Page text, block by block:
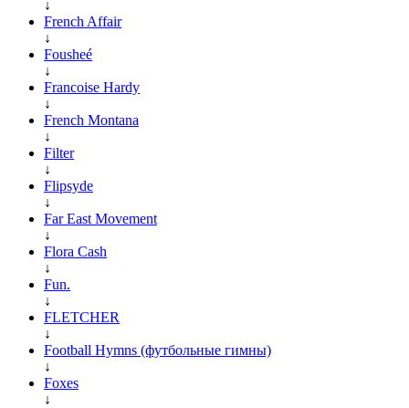
↓
French Affair
↓
Fousheé
↓
Francoise Hardy
↓
French Montana
↓
Filter
↓
Flipsyde
↓
Far East Movement
↓
Flora Cash
↓
Fun.
↓
FLETCHER
↓
Football Hymns (футбольные гимны)
↓
Foxes
↓